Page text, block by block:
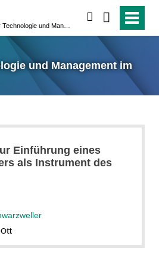
und Management im
Einführung eines
als Instrument des